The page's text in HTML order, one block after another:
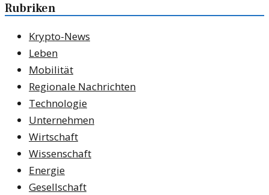
Rubriken
Krypto-News
Leben
Mobilität
Regionale Nachrichten
Technologie
Unternehmen
Wirtschaft
Wissenschaft
Energie
Gesellschaft